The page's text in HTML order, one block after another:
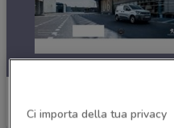
Ci importa della tua privacy